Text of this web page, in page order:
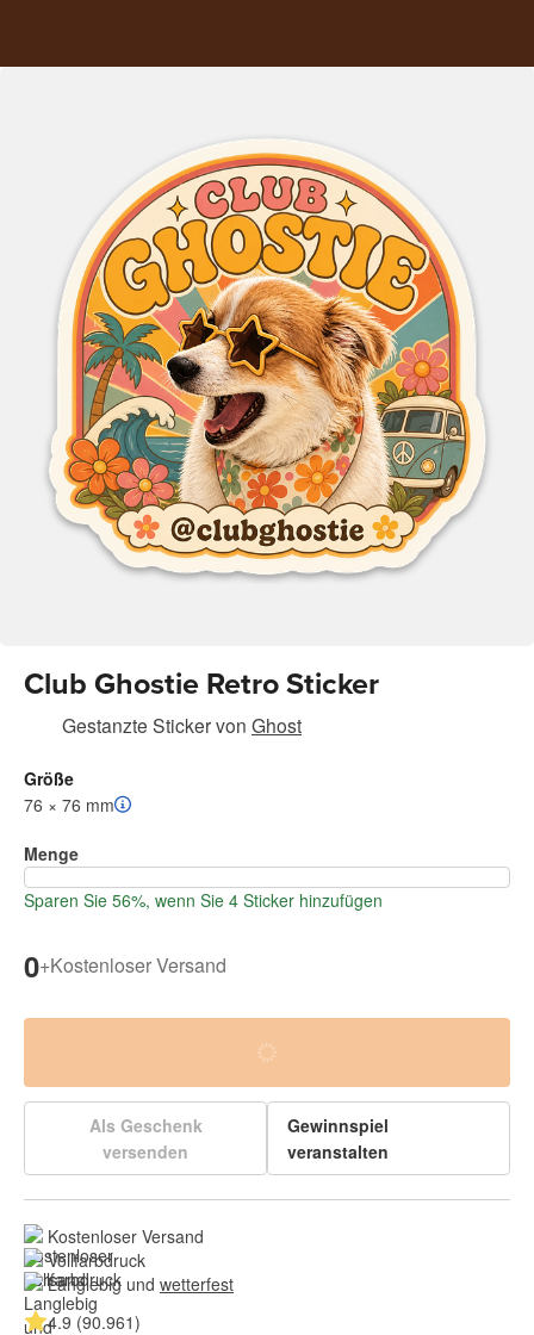
Club Ghostie Retro Sticker
Gestanzte Stickervon Ghost
Größe
76 × 76 mm
Menge
Sparen Sie 56%, wenn Sie 4 Sticker hinzufügen
0+Kostenloser Versand
Als Geschenk
versenden
Gewinnspiel
veranstalten
Kostenloser Versand
Vollfarbdruck
Langlebig und wetterfest
4.9 (90.961)